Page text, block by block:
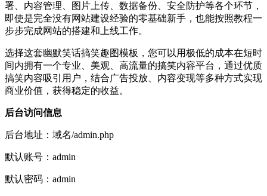
署、内容管理、图片上传、数据备份、安全防护等各个环节，
即使是完全没有网站建设经验的零基础新手，也能按照教程一
步步完成网站的搭建和上线工作。
选择这套幽默笑话搞笑趣图模板，您可以用极低的成本在短时
间内拥有一个专业、美观、高流量的搞笑内容平台，通过优质
搞笑内容吸引用户，结合广告投放、内容变现等多种方式实现
商业价值，获得稳定的收益。
后台访问信息
后台地址：域名/admin.php
默认账号：admin
默认密码：admin